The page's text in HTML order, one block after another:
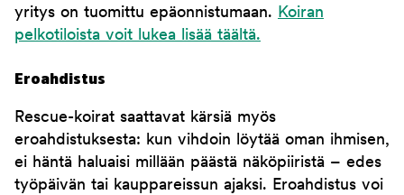
yritys on tuomittu epäonnistumaan. Koiran
pelkotiloista voit lukea lisää täältä.
Eroahdistus
Rescue-koirat saattavat kärsiä myös
eroahdistuksesta: kun vihdoin löytää oman ihmisen,
ei häntä haluaisi millään päästä näköpiiristä – edes
työpäivän tai kauppareissun ajaksi. Eroahdistus voi